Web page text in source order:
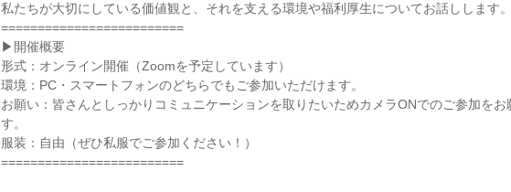
私たちが大切にしている価値観と、それを支える環境や福利厚生についてお話しします。
=========================
▶開催概要
形式：オンライン開催（Zoomを予定しています）
環境：PC・スマートフォンのどちらでもご参加いただけます。
お願い：皆さんとしっかりコミュニケーションを取りたいためカメラONでのご参加をお
す。
服装：自由（ぜひ私服でご参加ください！）
=========================